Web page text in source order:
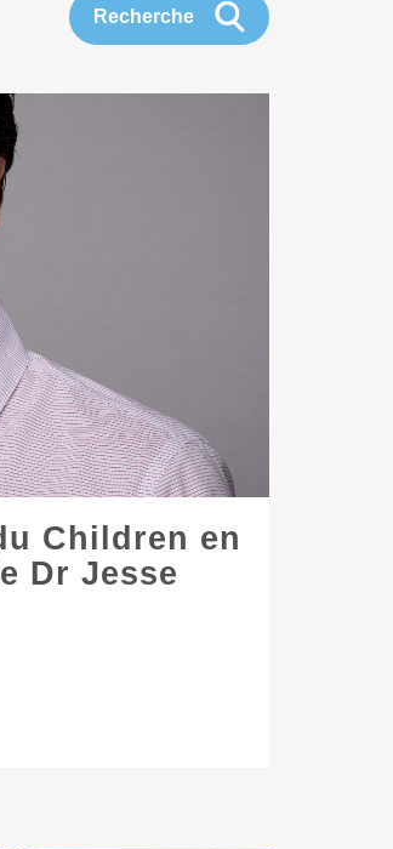
Children en
Dr Jesse